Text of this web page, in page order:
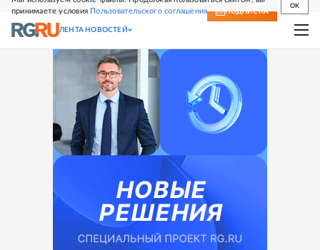
принимаете условия Пользовательского соглашения
OK
СВЕЖИЙ НОМЕР ПОДПИСКА
ЛЕНТА НОВОСТЕЙ